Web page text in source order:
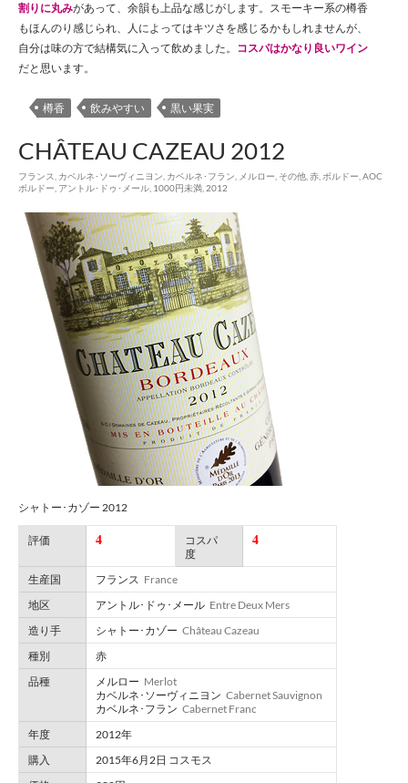
割りに丸みがあって、余韻も上品な感じがします。スモーキー系の樽香
もほんのり感じられ、人によってはキツさを感じるかもしれませんが、
自分は味の方で結構気に入って飲めました。 コスパはかなり良いワイン
だと思います。
樽香 飲みやすい 黒い果実
CHÂTEAU CAZEAU 2012
フランス カベルネ･ソーヴィニヨン カベルネ･フラン メルロー その他 赤 ボルドー AOC
ボルドー アントル･ドゥ･メール 1000円未満 2012
シャトー･カゾー 2012
評価 4
コスパ
度
4
生産国 フランス France
地区
アントル･ドゥ･メール Entre Deux Mers
造り手
シャトー･カゾー Château Cazeau
種別
赤
品種
メルロー Merlot
カベルネ･ソーヴィニヨン Cabernet Sauvignon
カベルネ･フラン Cabernet Franc
年度
2012年
購入
2015年6月2日 コスモス